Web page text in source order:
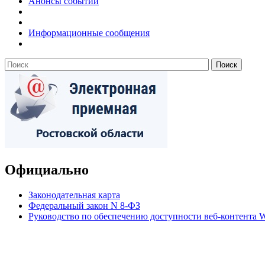
Информационные сообщения
Официально
Законодательная карта
Федеральный закон N 8-ФЗ
Руководство по обеспечению доступности веб-контента